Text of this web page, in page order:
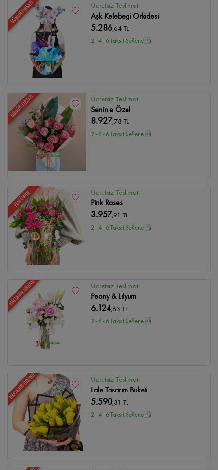
GÜNÜN FIRSATI Ücretsiz Teslimat
Aşk Kelebegi Orkidesi
5.286,64 TL
2 - 4 - 6 Taksit Se?enei
GÜNÜN FIRSATI Ücretsiz Teslimat
Seninle Özel
8.927,78 TL
2 - 4 - 6 Taksit Se?enei
YENİ ÜRÜN Ücretsiz Teslimat
Pink Roses
3.957,91 TL
2 - 4 - 6 Taksit Se?enei
HAFTANIN ÜRÜNÜ Ücretsiz Teslimat
Peony & Lilyum
6.124,63 TL
2 - 4 - 6 Taksit Se?enei
HAFTANIN ÜRÜNÜ Ücretsiz Teslimat
Lale Tasarım Buketi
5.590,31 TL
2 - 4 - 6 Taksit Se?enei